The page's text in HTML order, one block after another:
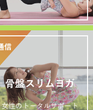
骨盤スリムヨガ
女性のトータルサポート